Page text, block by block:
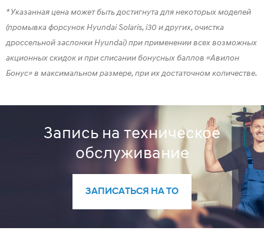
* Указанная цена может быть достигнута для некоторых моделей
(промывка форсунок Hyundai Solaris, i30 и других, очистка
дроссельной заслонки Hyundai) при применении всех возможных
акционных скидок и при списании бонусных баллов «Авилон
Бонус» в максимальном размере, при их достаточном количестве.
Запись на техническое
обслуживание
ЗАПИСАТЬСЯ НА ТО